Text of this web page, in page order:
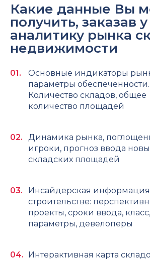
Какие данные Вы
получить, заказав
аналитику рынка
недвижимости
Основные индикаторы
параметры обеспеченности.
Количество складов, общее
количество площадей
Динамика рынка,
игроки, прогноз ввода
складских площадей
Инсайдерская
строительстве:
проекты, сроки ввода, класс,
параметры, девелоперы
Интерактивная карта